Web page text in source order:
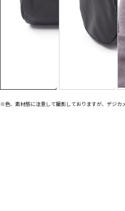
※色、素材感に注意して撮影しておりますが、デジカ